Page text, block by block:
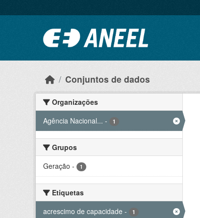
Conjuntos de dados
Organizações
Agência Nacional... - 1
Grupos
Geração - 1
Etiquetas
acrescimo de capacidade - 1